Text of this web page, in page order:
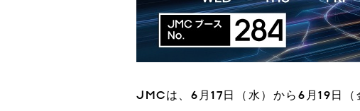
JMCは、6月17日（水）から6月19日